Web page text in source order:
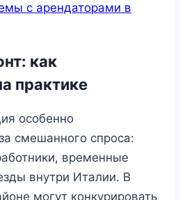
с арендаторами в
как
практике
особенно
смешанного спроса:
временные
внутри Италии. В
могут конкурировать